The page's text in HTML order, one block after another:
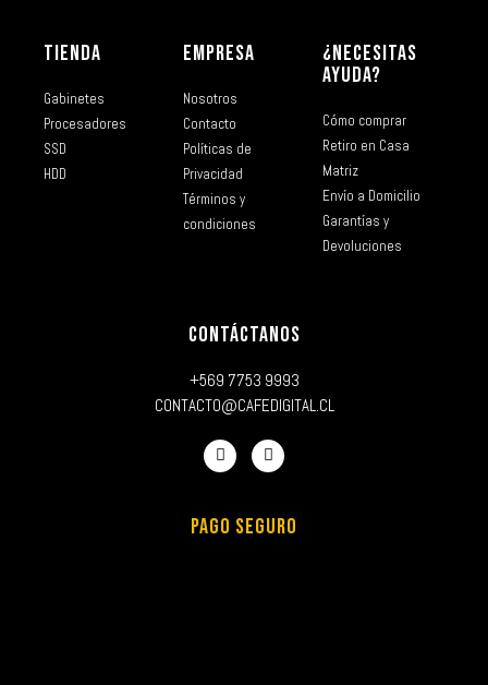
TIENDA
Gabinetes
Procesadores
SSD
HDD
EMPRESA
Nosotros
Contacto
Políticas de
Privacidad
Términos y
condiciones
¿NECESITAS
AYUDA?
Cómo comprar
Retiro en Casa
Matriz
Envío a Domicilio
Garantías y
Devoluciones
CONTÁCTANOS
+569 7753 9993
CONTACTO@CAFEDIGITAL.CL
PAGO SEGURO